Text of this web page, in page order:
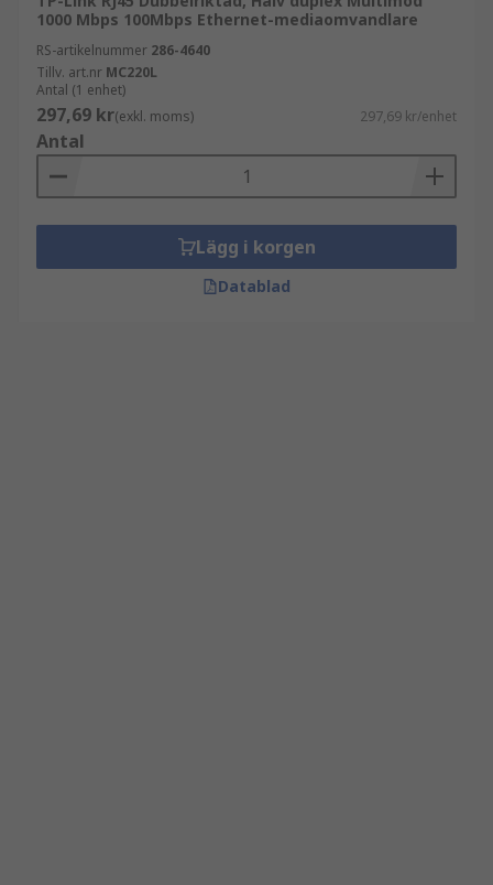
1000 Mbps 100Mbps Ethernet-mediaomvandlare
RS-artikelnummer 286-4640
Tillv. art.nr MC220L
Antal (1 enhet)
297,69 kr(exkl. moms) 297,69 kr/enhet
Antal
Lägg i korgen
Datablad